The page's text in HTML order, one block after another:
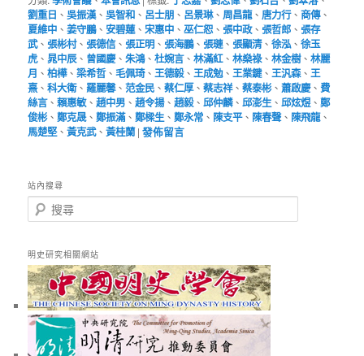
劉重日 、吳振漢、吳智和 、 呂士朋 、 呂景琳、 周昌龍、 唐力行、商傳、
夏維中 、姜守鵬、安碧蓮、 宋惠中 、巫仁恕 、張中政、張哲郎 、張存
武、張彬村、張德信、張正明 、張海鵬、張璉、張顯清、徐泓、徐玉
虎、晁中辰、 曾國慶、朱鴻、杜婉言、林滿紅、林燊祿、林金樹、林麗
月 、柏樺、梁希哲、毛佩琦、王德毅、王成勉、王業鍵、王汎森、王
熹、科大衛、羅麗馨、范金民 、蔡仁厚、蔡志祥、蔡泰彬、蕭啟慶、費
絲言、賴惠敏、趙中男 、趙令揚、趙毅、邱仲麟、邱澎生 、邱炫煜、鄭
俊彬、鄭克晟、鄭振滿、鄭樑生 、鄭永常 、 陳支平、 陳春聲、 陳飛龍、
馬楚堅、黃克武、黃桂蘭 |發佈留言
站內搜尋
搜
尋
明史研究相關網站